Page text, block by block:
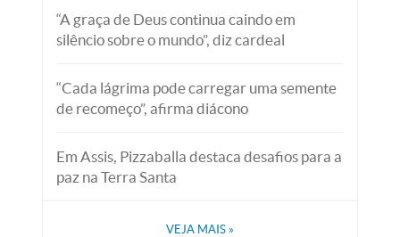
“A graça de Deus continua caindo em
silêncio sobre o mundo”, diz cardeal
“Cada lágrima pode carregar uma semente
de recomeço”, afirma diácono
Em Assis, Pizzaballa destaca desafios para a
paz na Terra Santa
VEJA MAIS »